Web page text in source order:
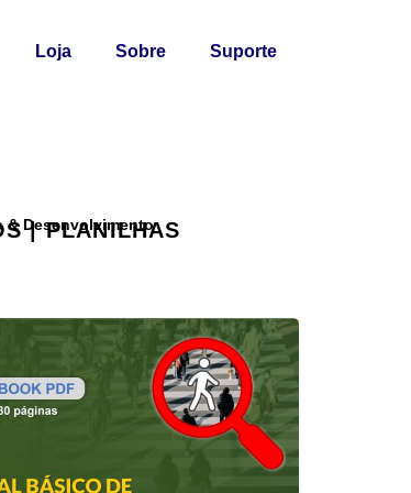
Loja Sobre Suporte
& Desenvolvimento
| PLANILHAS